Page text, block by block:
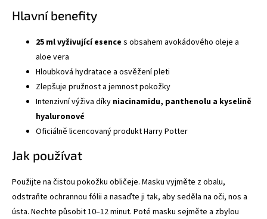
Hlavní benefity
25 ml vyživující esence s obsahem avokádového oleje a
aloe vera
Hloubková hydratace a osvěžení pleti
Zlepšuje pružnost a jemnost pokožky
Intenzivní výživa díky niacinamidu, panthenolu a kyselině
hyaluronové
Oficiálně licencovaný produkt Harry Potter
Jak používat
Použijte na čistou pokožku obličeje. Masku vyjměte z obalu,
odstraňte ochrannou fólii a nasaďte ji tak, aby seděla na oči, nos a
ústa. Nechte působit 10–12 minut. Poté masku sejměte a zbylou